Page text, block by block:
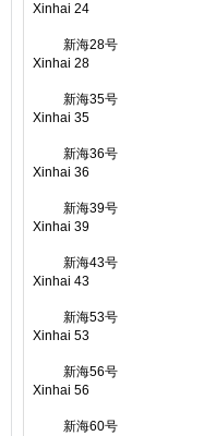
Xinhai 24
新海28号
Xinhai 28
新海35号
Xinhai 35
新海36号
Xinhai 36
新海39号
Xinhai 39
新海43号
Xinhai 43
新海53号
Xinhai 53
新海56号
Xinhai 56
新海60号